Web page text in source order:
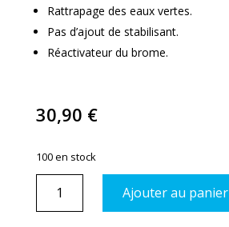
Rattrapage des eaux vertes.
Pas d’ajout de stabilisant.
Réactivateur du brome.
30,90 €
100 en stock
Ajouter au panier